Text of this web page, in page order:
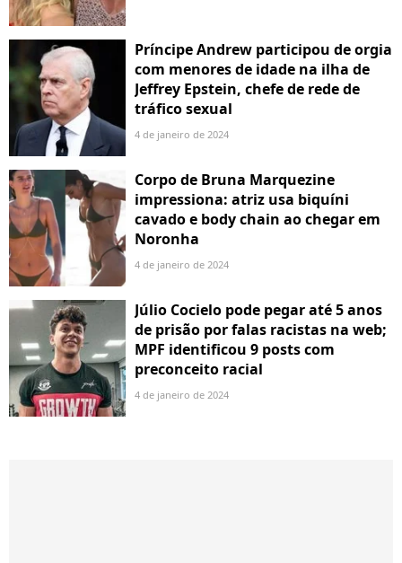
Príncipe Andrew participou de orgia
com menores de idade na ilha de
Jeffrey Epstein, chefe de rede de
tráfico sexual
4 de janeiro de 2024
Corpo de Bruna Marquezine
impressiona: atriz usa biquíni
cavado e body chain ao chegar em
Noronha
4 de janeiro de 2024
Júlio Cocielo pode pegar até 5 anos
de prisão por falas racistas na web;
MPF identificou 9 posts com
preconceito racial
4 de janeiro de 2024